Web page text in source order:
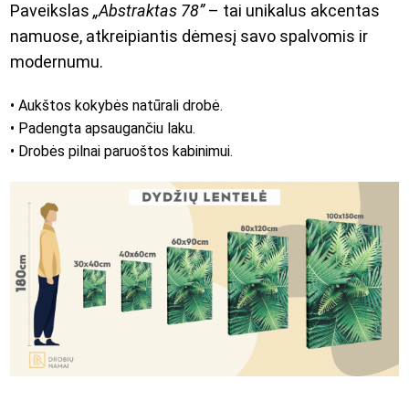
Paveikslas„Abstraktas 78”– tai unikalus akcentas
namuose, atkreipiantis dėmesį savo spalvomis ir
modernumu.
• Aukštos kokybės natūrali drobė.
• Padengta apsaugančiu laku.
• Drobės pilnai paruoštos kabinimui.